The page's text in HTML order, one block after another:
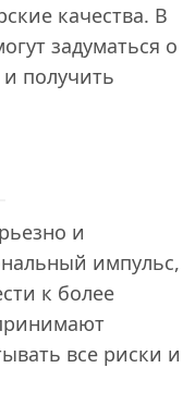
качества. В
задуматься о
и получить
и
импульс,
к более
все риски и